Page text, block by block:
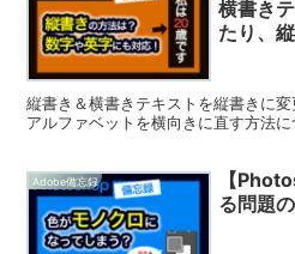
横書き
たり、
縦書き＆横書きテキストを縦書きに
アルファベットを横向きに直す方法に
Adobe備忘録
【
る問題